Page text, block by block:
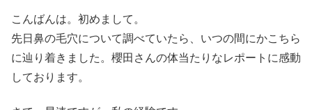
こんばんは。初めまして。
先日鼻の毛穴について調べていたら、いつの間にかこちら
に辿り着きました。櫻田さんの体当たりなレポートに感動
しております。